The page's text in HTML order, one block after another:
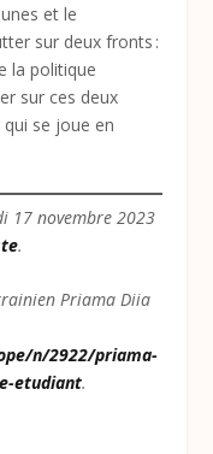
et le
sur deux fronts :
la politique
sur ces deux
qui se joue en
17 novembre 2023
.
Priama Diia
n/2922/priama-
etudiant.